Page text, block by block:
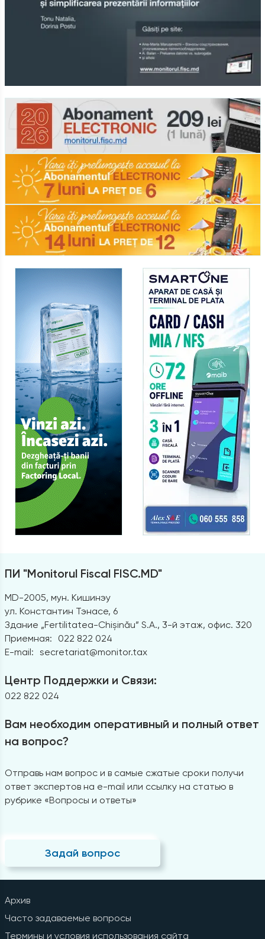
ПИ "Monitorul Fiscal FISC.MD"
MD-2005, мун. Кишинэу
ул. Константин Тэнасе, 6
Здание „Fertilitatea-Chișinău” S.A., 3-й этаж, офис. 320
Приемная:
022 822 024
E-mail: secretariat@monitor.tax
Центр Поддержки и Связи:
022 822 024
Вам необходим оперативный и полный ответ
на вопрос?
Отправь нам вопрос и в самые сжатые сроки получи
ответ экспертов на e-mail или ссылку на статью в
рубрике «Вопросы и ответы»
Задай вопрос
Архив
Часто задаваемые вопросы
Термины и условия использования сайта